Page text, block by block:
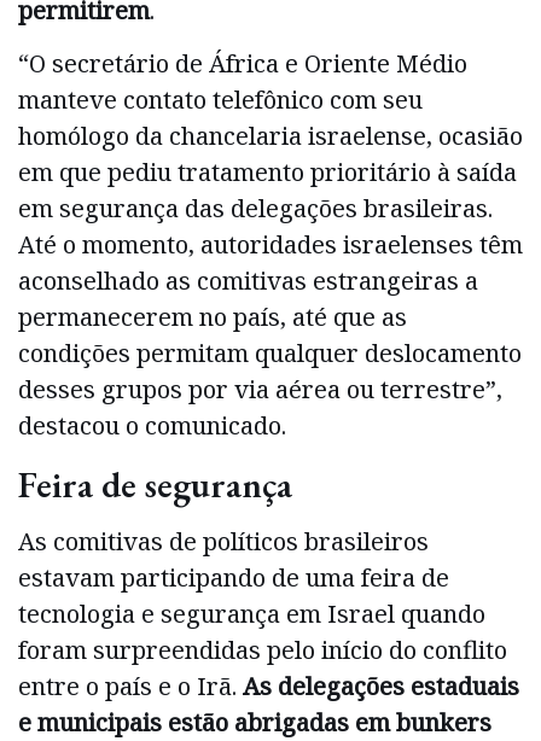
permitirem.
“O secretário de África e Oriente Médio
manteve contato telefônico com seu
homólogo da chancelaria israelense, ocasião
em que pediu tratamento prioritário à saída
em segurança das delegações brasileiras.
Até o momento, autoridades israelenses têm
aconselhado as comitivas estrangeiras a
permanecerem no país, até que as
condições permitam qualquer deslocamento
desses grupos por via aérea ou terrestre”,
destacou o comunicado.
Feira de segurança
As comitivas de políticos brasileiros
estavam participando de uma feira de
tecnologia e segurança em Israel quando
foram surpreendidas pelo início do conflito
entre o país e o Irã. As delegações estaduais
e municipais estão abrigadas em bunkers